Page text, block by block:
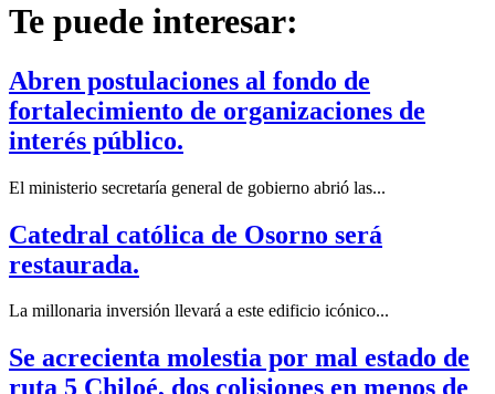
Te puede interesar:
Abren postulaciones al fondo de
fortalecimiento de organizaciones de
interés público.
El ministerio secretaría general de gobierno abrió las...
Catedral católica de Osorno será
restaurada.
La millonaria inversión llevará a este edificio icónico...
Se acrecienta molestia por mal estado de
ruta 5 Chiloé, dos colisiones en menos de